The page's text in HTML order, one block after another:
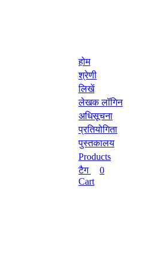
होम
श्रेणी
लिखें
लेखक लॉगिन
अधिसूचना
प्रतियोगिता
पुस्तकालय
Products
टैग
0
Cart